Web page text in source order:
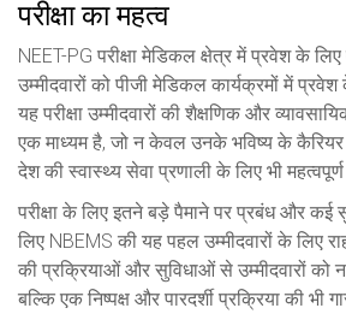
परीक्षा का महत्व
NEET-PG परीक्षा मेडिकल क्षेत्र में प्रवेश के
उम्मीदवारों को पीजी मेडिकल कार्यक्रमों में
यह परीक्षा उम्मीदवारों की शैक्षणिक और
एक माध्यम है, जो न केवल उनके भविष्य के कैरियर
देश की स्वास्थ्य सेवा प्रणाली के लिए भी महत्वपूर्ण
परीक्षा के लिए इतने बड़े पैमाने पर प्रबंध और कई
लिए NBEMS की यह पहल उम्मीदवारों के लिए
की प्रक्रियाओं और सुविधाओं से उम्मीदवारों को
बल्कि एक निष्पक्ष और पारदर्शी प्रक्रिया की भी